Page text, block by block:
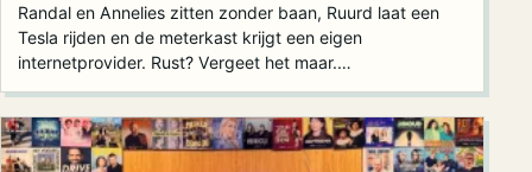
Randal en Annelies zitten zonder baan, Ruurd laat een
Tesla rijden en de meterkast krijgt een eigen
internetprovider. Rust? Vergeet het maar.…